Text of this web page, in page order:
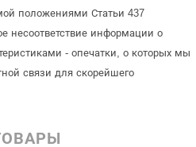
положениями Статьи 437
несоответствие информации о
- опечатки, о которых мы
связи для скорейшего